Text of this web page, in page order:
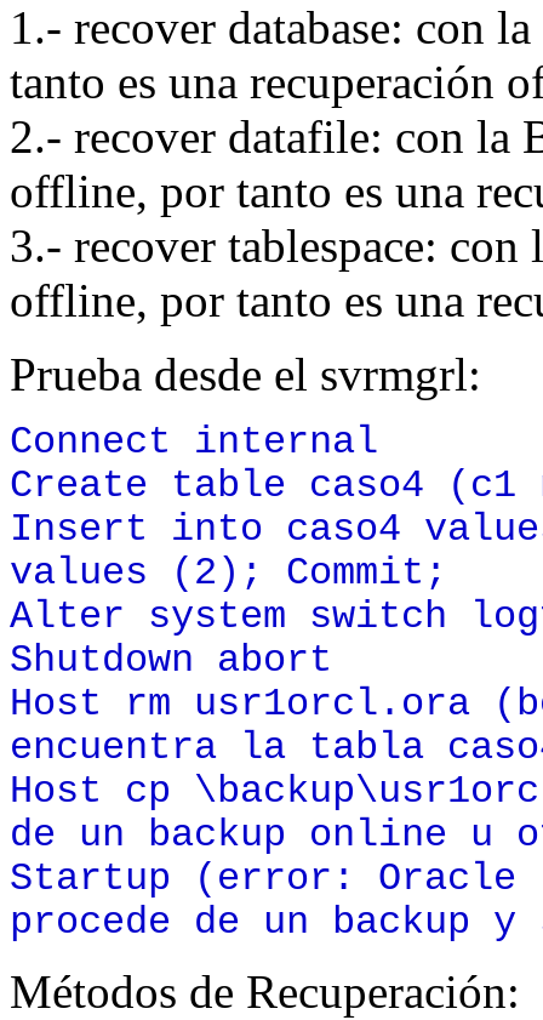
1.- recover database: con
tanto es una recuperación
2.- recover datafile: con la
offline, por tanto es una
3.- recover tablespace:
offline, por tanto es una
Prueba desde el svrmgrl:
Connect internal
Create table caso4 (c1
Insert into caso4
values (2); Commit;
Alter system switch
Shutdown abort
Host rm usr1orcl.ora
encuentra la tabla
Host cp
de un backup online u
Startup (error: Oracle
procede de un backup
Métodos de Recuperación: